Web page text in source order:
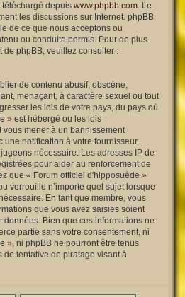
téléchargé depuis www.phpbb.com. Le
les discussions sur Internet. phpBB
de ce que nous acceptons ou
ou conduite permis. Pour de plus
de phpBB, veuillez consulter :
de contenu abusif, obscène,
menaçant, à caractère sexuel ou tout
les lois de votre pays, du pays où
» est hébergé ou les lois
mener à un bannissement
une notification à votre fournisseur
nécessaire. Les adresses IP de
pour aider au renforcement de
que « Forum officiel d'hipposuède »
verrouille n’importe quel sujet lorsque
En tant que membre, vous
que vous avez saisies soient
données. Bien que ces informations ne
partie sans votre consentement, ni
», ni phpBB ne pourront être tenus
de tentative de piratage visant à